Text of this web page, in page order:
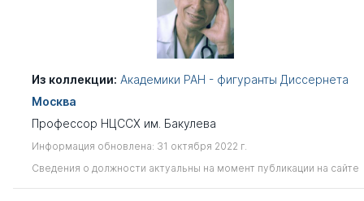
Из коллекции: Академики РАН - фигуранты Диссернета
Москва
Профессор НЦССХ им. Бакулева
Информация обновлена: 31 октября 2022 г.
Сведения о должности актуальны на момент публикации на сайте